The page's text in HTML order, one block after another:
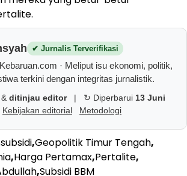
✔ Jurnalis Terverifikasi
· Meliput isu ekonomi, politik,
terkini dengan integritas jurnalistik.
ditinjau editor| ↻ Diperbarui 13 Juni
Kebijakan editorial Metodologi
,Geopolitik Timur Tengah,
,Harga Pertamax,Pertalite,
,Subsidi BBM